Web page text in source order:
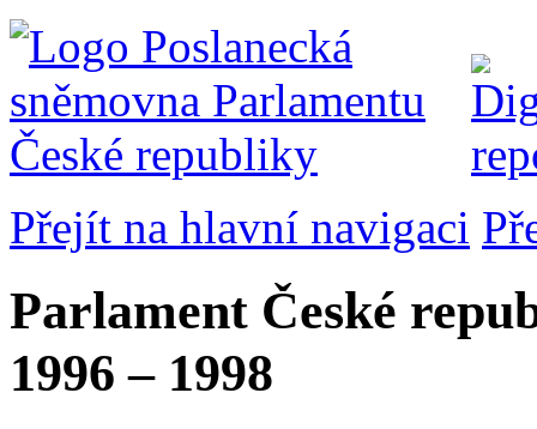
Přejít na hlavní navigaci
Parlament České
1996 – 1998